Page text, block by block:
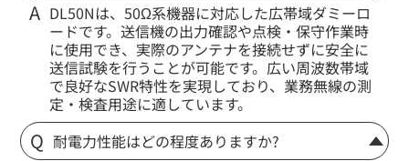
DL50Nは、50Ω系機器に対応した広帯域ダミーロ
ードです。送信機の出力確認や点検・保守作業時
に使用でき、実際のアンテナを接続せずに安全に
送信試験を行うことが可能です。広い周波数帯域
で良好なSWR特性を実現しており、業務無線の測
定・検査用途に適しています。
耐電力性能はどの程度ありますか?